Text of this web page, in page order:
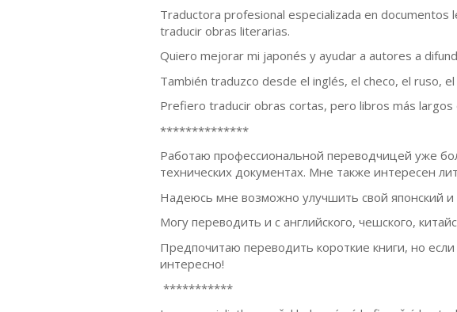
Traductora profesional especializada en
traducir obras literarias.
Quiero mejorar mi japonés y ayudar a autores a
También traduzco desde el inglés, el checo, el ruso,
Prefiero traducir obras cortas, pero libros más
**************
Работаю профессиональной переводчицей уже
технических документах. Мне также интересен
Надеюсь мне возможно улучшить свой японский
Могу переводить и с английского, чешского,
Предпочитаю переводить короткие книги, но
интересно!
***********